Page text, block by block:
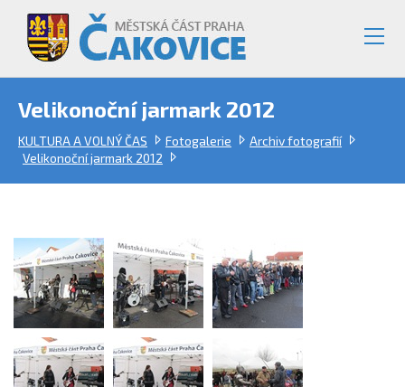
Velikonoční jarmark 2012
KULTURA A VOLNÝ ČAS Fotogalerie
Archiv fotografií
Velikonoční jarmark 2012